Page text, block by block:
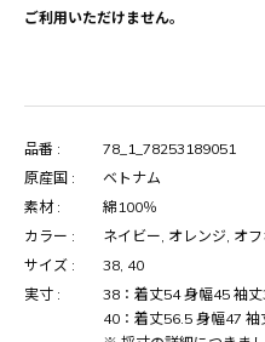
ご利用いただけません。
品番 :
78_1_78253189051
原産国 :
ベトナム
素材 :
綿100％
カラー :
ネイビー, オレンジ, オ
サイズ :
38, 40
実寸 :
38：着丈54 身幅45 袖
40：着丈56.5 身幅47